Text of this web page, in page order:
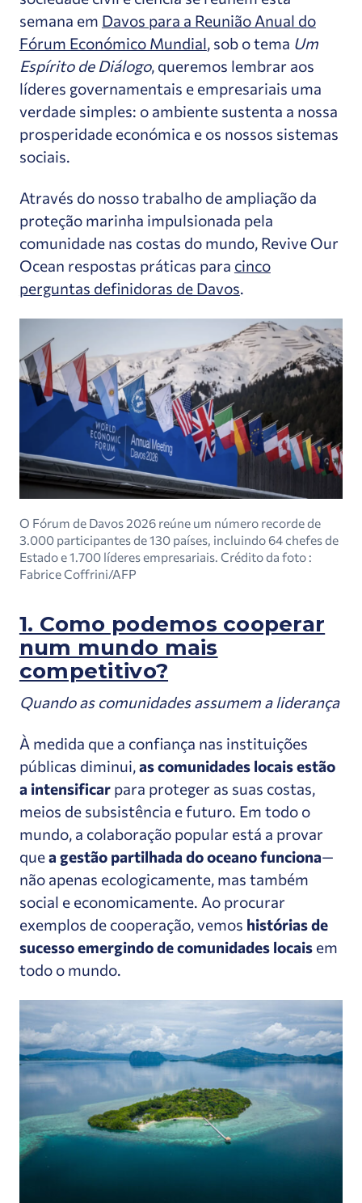
semana em Davos para a Reunião Anual do
Fórum Económico Mundial, sob o tema Um
Espírito de Diálogo, queremos lembrar aos
líderes governamentais e empresariais uma
verdade simples: o ambiente sustenta a nossa
prosperidade económica e os nossos sistemas
sociais.
Através do nosso trabalho de ampliação da
proteção marinha impulsionada pela
comunidade nas costas do mundo, Revive Our
Ocean respostas práticas para cinco
perguntas definidoras de Davos.
O Fórum de Davos 2026 reúne um número recorde de
3.000 participantes de 130 países, incluindo 64 chefes de
Estado e 1.700 líderes empresariais. Créditoda foto :
Fabrice Coffrini/AFP
1. Como podemos cooperar
num mundo mais
competitivo?
Quando as comunidades assumem a liderança
À medida que a confiança nas instituições
públicas diminui,as comunidades locais estão
a intensificarpara proteger as suas costas,
meios de subsistência e futuro. Em todo o
mundo, a colaboração popular está a provar
quea gestão partilhada do oceano funciona—
não apenas ecologicamente, mas também
social e economicamente. Ao procurar
exemplos de cooperação, vemos histórias de
sucesso emergindo de comunidades locaisem
todo o mundo.